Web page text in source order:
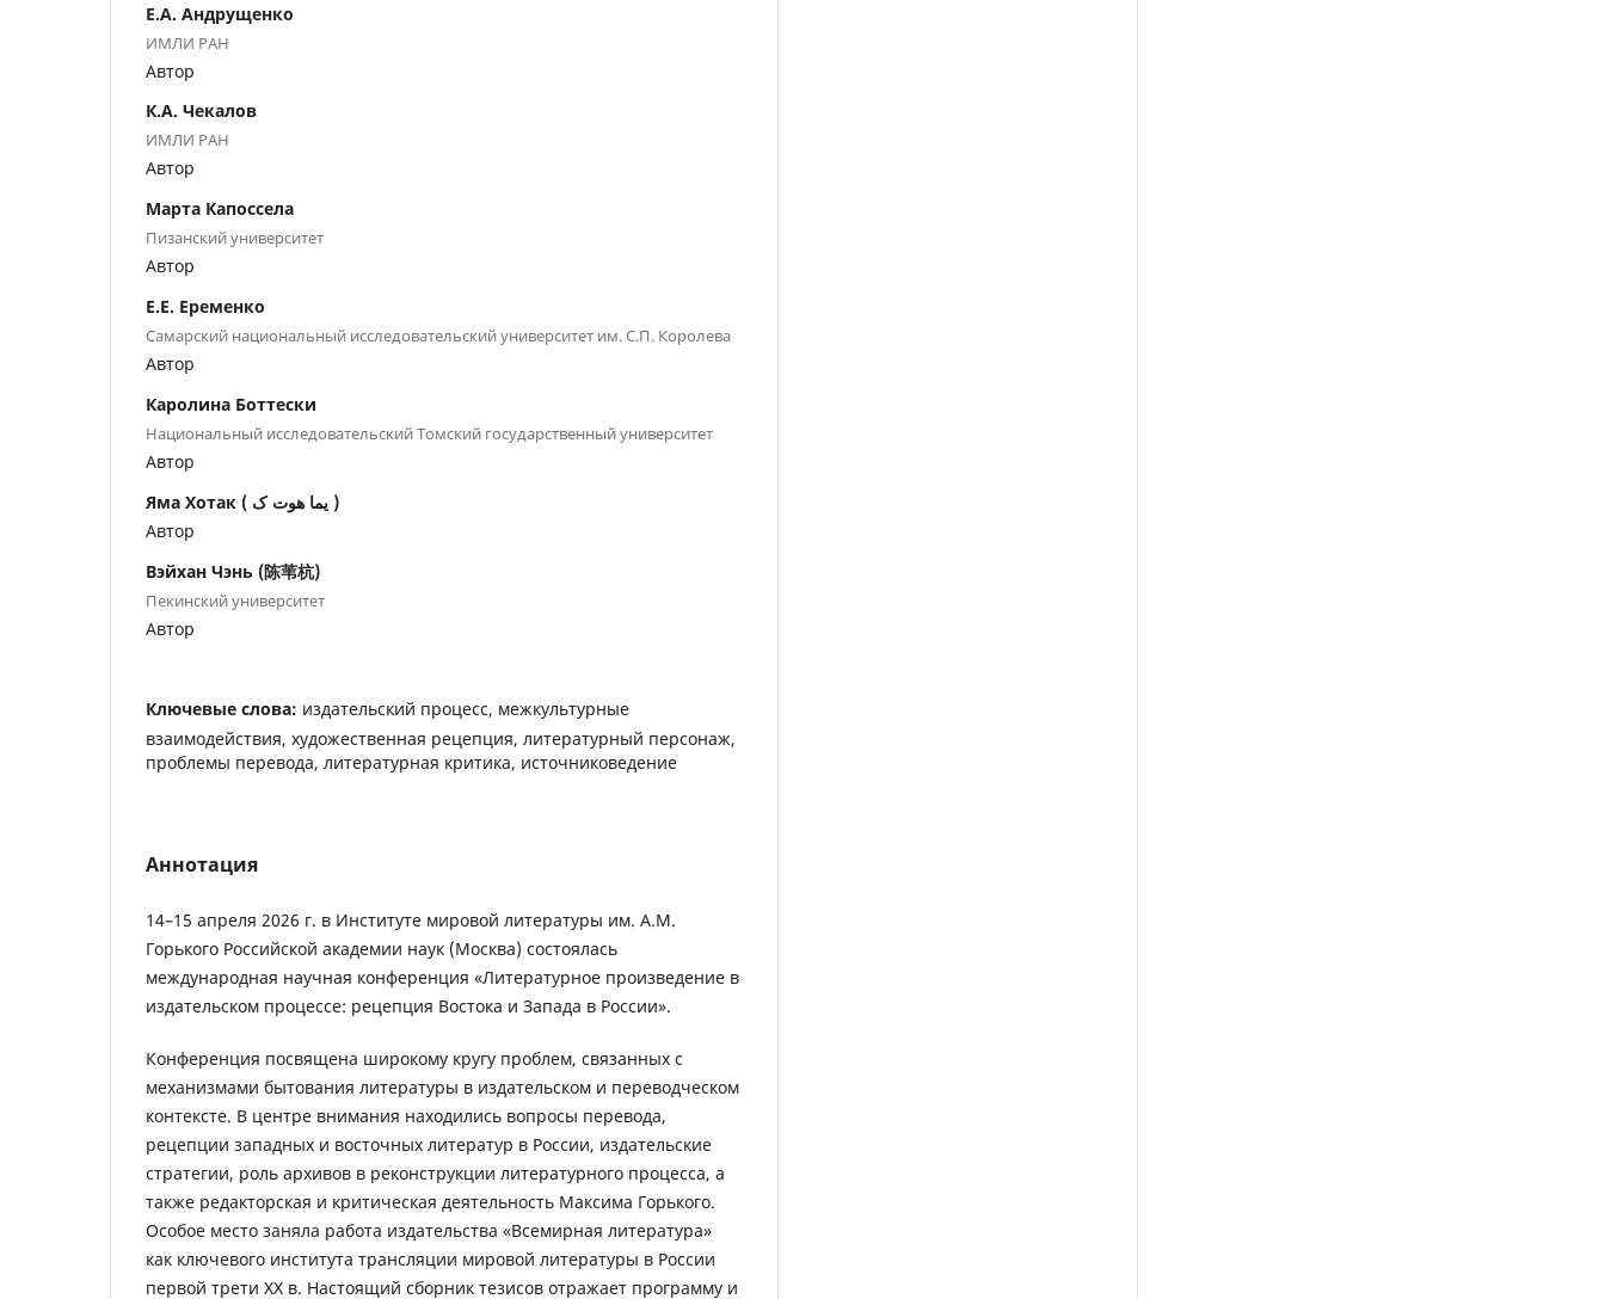
Е.А. Андрущенко
ИМЛИ РАН
Автор
К.А. Чекалов
ИМЛИ РАН
Автор
Марта Капоссела
Пизанский университет
Автор
Е.Е. Еременко
Самарский национальный исследовательский университет им. С.П. Королева
Автор
Каролина Боттески
Национальный исследовательский Томский государственный университет
Автор
Яма Хотак ( یما هوت ک )
Автор
Вэйхан Чэнь (陈苇杭)
Пекинский университет
Автор
Ключевые слова: издательский процесс, межкультурные
взаимодействия, художественная рецепция, литературный персонаж,
проблемы перевода, литературная критика, источниковедение
Аннотация
14–15 апреля 2026 г. в Институте мировой литературы им. А.М.
Горького Российской академии наук (Москва) состоялась
международная научная конференция «Литературное произведение в
издательском процессе: рецепция Востока и Запада в России».
Конференция посвящена широкому кругу проблем, связанных с
механизмами бытования литературы в издательском и переводческом
контексте. В центре внимания находились вопросы перевода,
рецепции западных и восточных литератур в России, издательские
стратегии, роль архивов в реконструкции литературного процесса, а
также редакторская и критическая деятельность Максима Горького.
Особое место заняла работа издательства «Всемирная литература»
как ключевого института трансляции мировой литературы в России
первой трети XX в. Настоящий сборник тезисов отражает программу и